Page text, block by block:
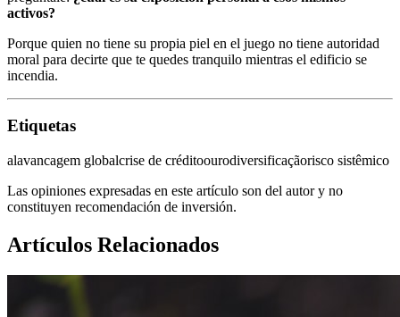
activos?
Porque quien no tiene su propia piel en el juego no tiene autoridad
moral para decirte que te quedes tranquilo mientras el edificio se
incendia.
Etiquetas
alavancagem globalcrise de créditoourodiversificaçãorisco sistêmico
Las opiniones expresadas en este artículo son del autor y no
constituyen recomendación de inversión.
Artículos Relacionados